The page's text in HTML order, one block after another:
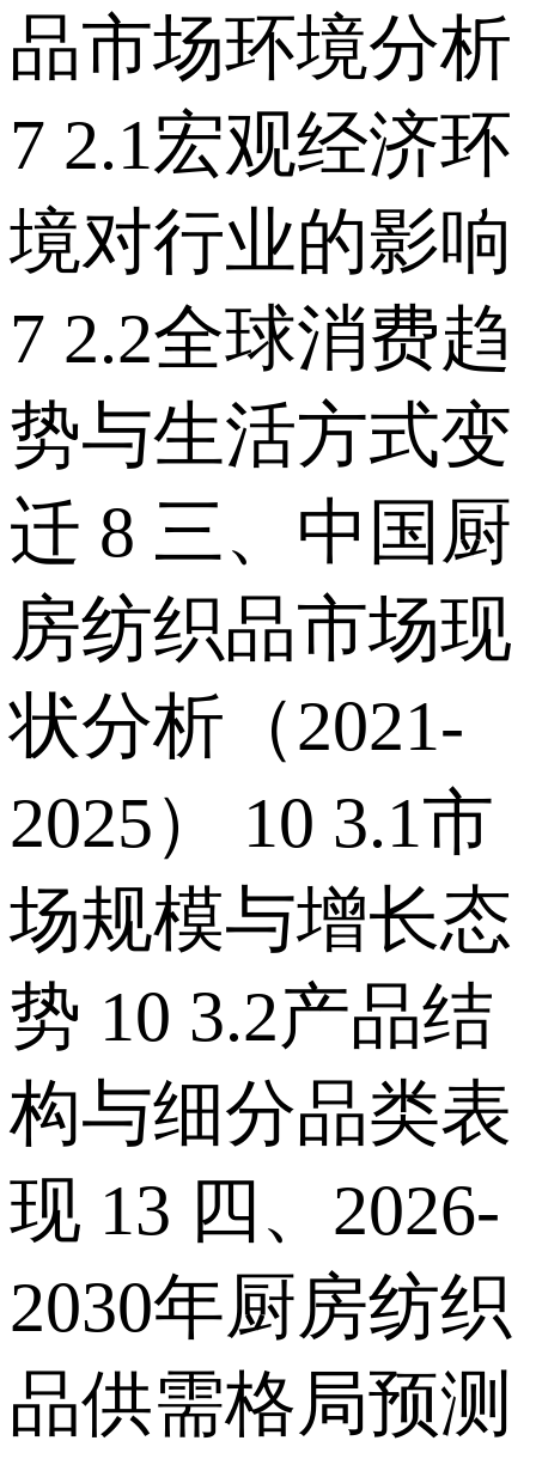
品市场环境分析
7 2.1宏观经济环
境对行业的影响
7 2.2全球消费趋
势与生活方式变
迁 8 三、中国厨
房纺织品市场现
状分析（2021-
2025） 10 3.1市
场规模与增长态
势 10 3.2产品结
构与细分品类表
现 13 四、2026-
2030年厨房纺织
品供需格局预测